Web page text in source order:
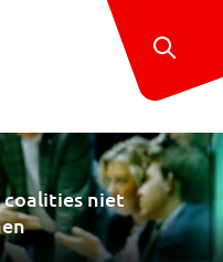
coalities niet